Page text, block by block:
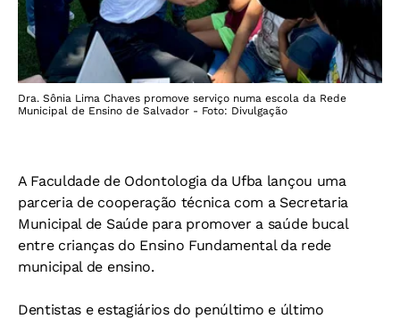
Dra. Sônia Lima Chaves promove serviço numa escola da Rede
Municipal de Ensino de Salvador - Foto: Divulgação
A Faculdade de Odontologia da Ufba lançou uma
parceria de cooperação técnica com a Secretaria
Municipal de Saúde para promover a saúde bucal
entre crianças do Ensino Fundamental da rede
municipal de ensino.
Dentistas e estagiários do penúltimo e último